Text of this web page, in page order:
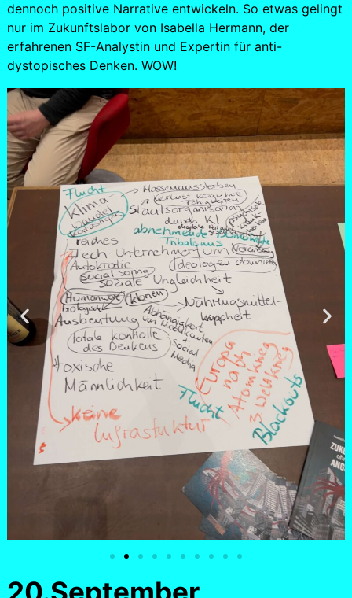
dennoch positive Narrative entwickeln. So etwas gelingt
nur im Zukunftslabor von Isabella Hermann, der
erfahrenen SF-Analystin und Expertin für anti-
dystopisches Denken. WOW!
20.September